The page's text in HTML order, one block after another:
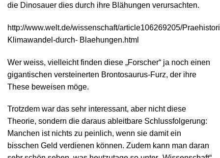
die Dinosauer dies durch ihre Blähungen verursachten.
http://www.welt.de/wissenschaft/article106269205/
Klimawandel-durch- Blaehungen.html
Wer weiss, vielleicht finden diese „Forscher“ ja noch einen
gigantischen versteinerten Brontosaurus-Furz, der ihre
These beweisen möge.
Trotzdem war das sehr interessant, aber nicht diese
Theorie, sondern die daraus ableitbare Schlussfolgerung:
Manchen ist nichts zu peinlich, wenn sie damit ein
bisschen Geld verdienen können. Zudem kann man daran